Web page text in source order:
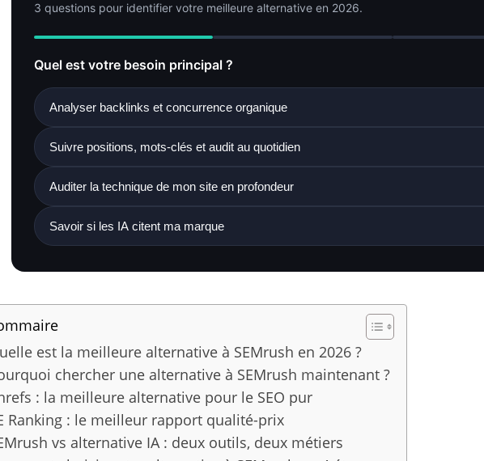
3 questions pour identifier votre meilleure alternative en 2026.
Quel est votre besoin principal ?
Analyser backlinks et concurrence organique
Suivre positions, mots-clés et audit au quotidien
Auditer la technique de mon site en profondeur
Savoir si les IA citent ma marque
est la meilleure alternative à SEMrush en 2026 ?
chercher une alternative à SEMrush maintenant ?
: la meilleure alternative pour le SEO pur
Ranking : le meilleur rapport qualité-prix
vs alternative IA : deux outils, deux métiers